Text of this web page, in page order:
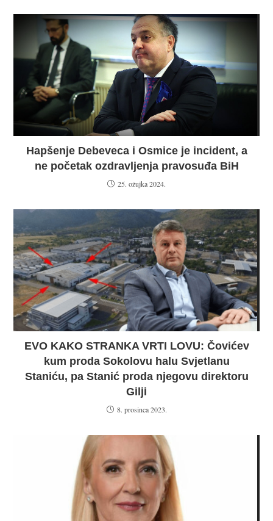
Hapšenje Debeveca i Osmice je incident, a
ne početak ozdravljenja pravosuđa BiH
25. ožujka 2024.
EVO KAKO STRANKA VRTI LOVU: Čovićev
kum proda Sokolovu halu Svjetlanu
Staniću, pa Stanić proda njegovu direktoru
Gilji
8. prosinca 2023.